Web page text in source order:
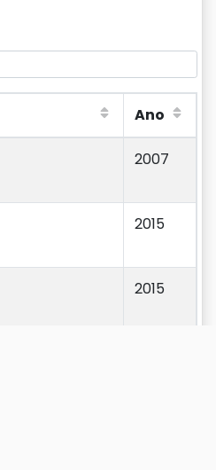
Ano
2007
2015
2015